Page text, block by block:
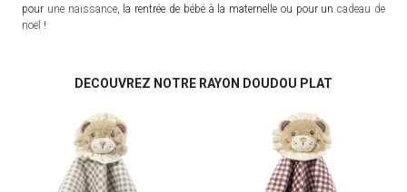
pour une naissance, la rentrée de bébé à la maternelle ou pour uncadeau de
noël !
DECOUVREZ NOTRE RAYON DOUDOU PLAT